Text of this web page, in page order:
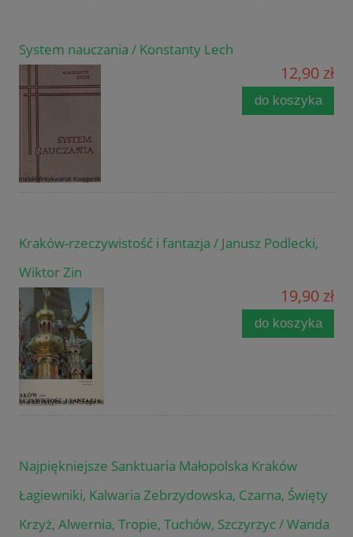
System nauczania / Konstanty Lech
12,90 zł
do koszyka
Kraków-rzeczywistość i fantazja / Janusz Podlecki,
Wiktor Zin
19,90 zł
do koszyka
Najpiękniejsze Sanktuaria Małopolska Kraków
Łagiewniki, Kalwaria Zebrzydowska, Czarna, Święty
Krzyż, Alwernia, Tropie, Tuchów, Szczyrzyc / Wanda